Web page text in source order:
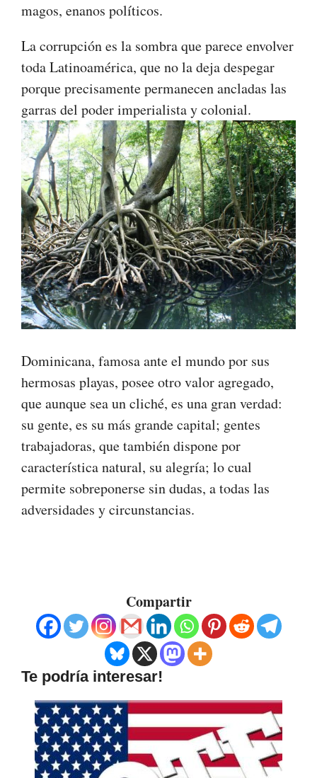
magos, enanos políticos.
La corrupción es la sombra que parece envolver
toda Latinoamérica, que no la deja despegar
porque precisamente permanecen ancladas las
garras del poder imperialista y colonial.
Dominicana, famosa ante el mundo por sus
hermosas playas, posee otro valor agregado,
que aunque sea un cliché, es una gran verdad:
su gente, es su más grande capital; gentes
trabajadoras, que también dispone por
característica natural, su alegría; lo cual
permite sobreponerse sin dudas, a todas las
adversidades y circunstancias.
Compartir
Te podría interesar!